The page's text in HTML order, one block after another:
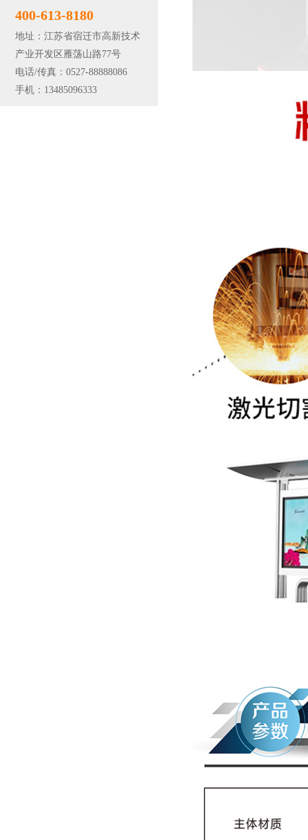
400-613-8180
地址：江苏省宿迁市高新技术
产业开发区雁荡山路77号
电话/传真：0527-88888086
手机：13485096333